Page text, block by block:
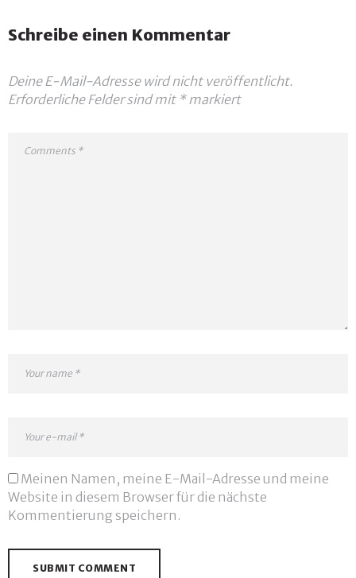
Schreibe einen Kommentar
Deine E-Mail-Adresse wird nicht veröffentlicht.
Erforderliche Felder sind mit *markiert
Meinen Namen, meine E-Mail-Adresse und meine
Website in diesem Browser für die nächste
Kommentierung speichern.